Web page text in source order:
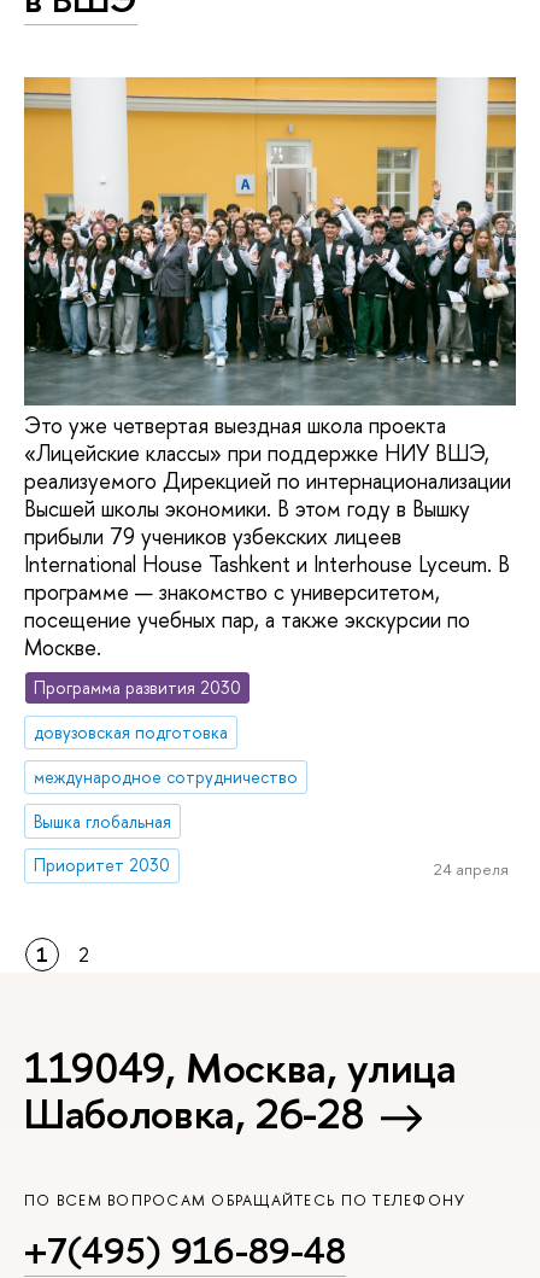
Это уже четвертая выездная школа проекта
«Лицейские классы» при поддержке НИУ ВШЭ,
реализуемого Дирекцией по интернационализации
Высшей школы экономики. В этом году в Вышку
прибыли 79 учеников узбекских лицеев
International House Tashkent и Interhouse Lyceum. В
программе — знакомство с университетом,
посещение учебных пар, а также экскурсии по
Москве.
Программа развития 2030
довузовская подготовка
международное сотрудничество
Вышка глобальная
Приоритет 2030
24 апреля
1 2
119049, Москва, улица
Шаболовка, 26-28
ПО ВСЕМ ВОПРОСАМ ОБРАЩАЙТЕСЬ ПО ТЕЛЕФОНУ
+7(495) 916-89-48